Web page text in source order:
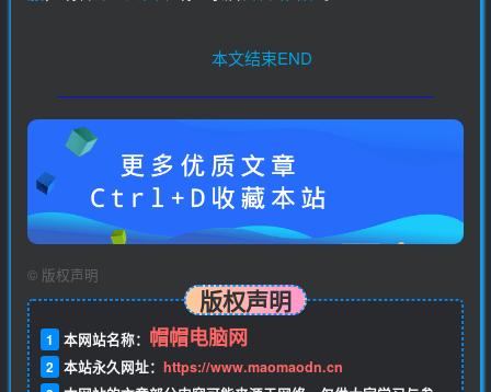
本文结束END
© 版权声明
版权声明
1 本网站名称： 帽帽电脑网
2 本站永久网址： https://www.maomaodn.cn